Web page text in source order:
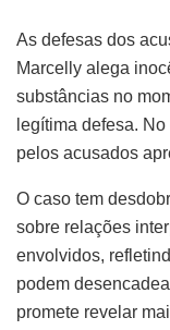
As defesas dos
Marcelly alega
substâncias no
legítima defesa.
pelos acusados
O caso tem
sobre relações
envolvidos,
podem
promete revelar